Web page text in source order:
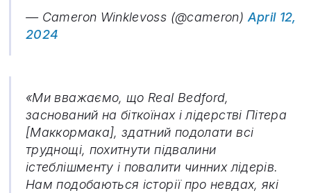
— Cameron Winklevoss (@cameron)April 12,
2024
«Ми вважаємо, що Real Bedford,
заснований на біткоїнах і лідерстві Пітера
[Маккормака], здатний подолати всі
труднощі, похитнути підвалини
істеблішменту і повалити чинних лідерів.
Нам подобаються історії про невдах, які